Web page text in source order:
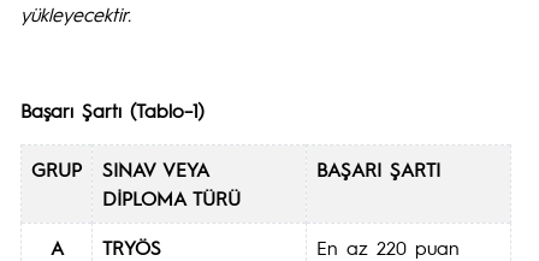
yükleyecektir.
Başarı Şartı (Tablo–1)
GRUP
SINAV VEYA
DİPLOMA TÜRÜ
BAŞARI ŞARTI
A TRYÖS
En az 220 puan